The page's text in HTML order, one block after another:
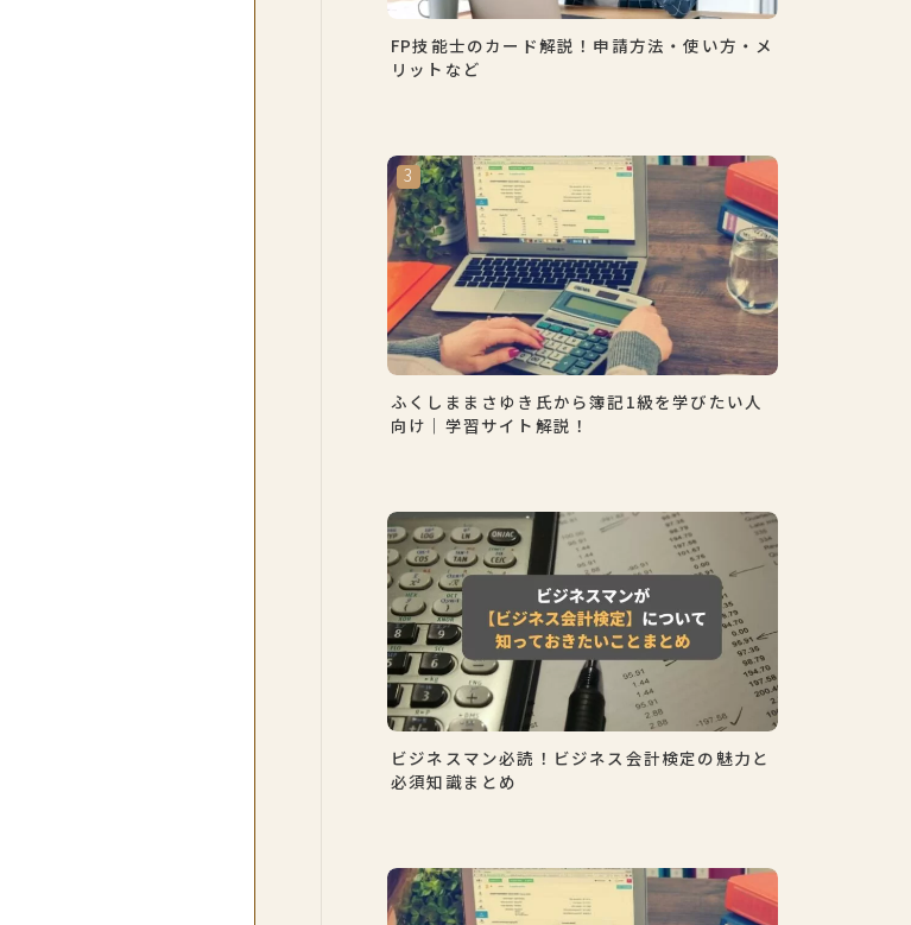
FP技能士のカード解説！申請方法・使い方・メ
リットなど
ふくしままさゆき氏から簿記1級を学びたい人
向け｜学習サイト解説！
ビジネスマン必読！ビジネス会計検定の魅力と
必須知識まとめ